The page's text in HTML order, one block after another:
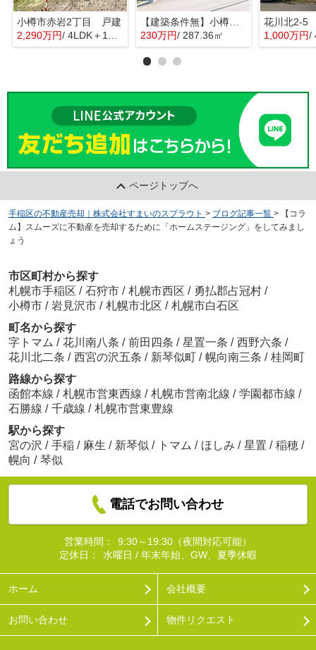
小樽市赤岩2丁目 戸建
2,290万円/ 4LDK＋1S(納戸)
【建築条件無】小樽市桂岡町 更地土地
230万円/ 287.36㎡
花川北2-5
1,000万円/
ページトップへ
手稲区の不動産売却｜株式会社すまいのスプラウト > ブログ記事一覧 >
【コラ
ム】スムーズに不動産を売却するために「ホームステージング」をしてみまし
ょう
市区町村から探す
札幌市手稲区 / 石狩市 / 札幌市西区 / 勇払郡占冠村 /
小樽市 / 岩見沢市 / 札幌市北区 / 札幌市白石区
町名から探す
字トマム / 花川南八条 / 前田四条 / 星置一条 / 西野六条 /
花川北二条 / 西宮の沢五条 / 新琴似町 / 幌向南三条 / 桂岡町
路線から探す
函館本線 / 札幌市営東西線 / 札幌市営南北線 / 学園都市線 /
石勝線 / 千歳線 / 札幌市営東豊線
駅から探す
宮の沢 / 手稲 / 麻生 / 新琴似 / トマム / ほしみ / 星置 / 稲穂 /
幌向 / 琴似
電話でお問い合わせ
営業時間：
9:30～19:30（夜間対応可能）
定休日：
水曜日 / 年末年始、GW、夏季休暇
ホーム 会社概要
お問い合わせ 物件リクエスト